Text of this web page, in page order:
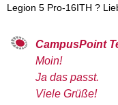
Legion 5 Pro-16ITH ?
CampusPoint
Moin!
Ja das passt.
Viele Grüße!